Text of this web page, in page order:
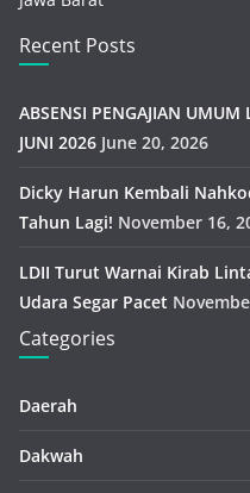
Recent Posts
ABSENSI PENGAJIAN UMUM
JUNI 2026 June 20, 2026
Dicky Harun Kembali
Tahun Lagi! November 16,
LDII Turut Warnai Kirab
Udara Segar Pacet
Categories
Daerah
Dakwah